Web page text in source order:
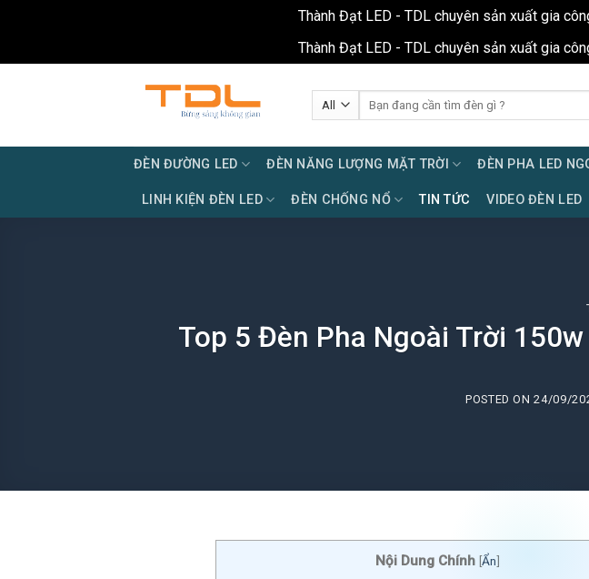
Thành Đạt LED - TDL chuyên sản xuất gia
Thành Đạt LED - TDL chuyên sản xuất gia
kiếm:
ĐÈN ĐƯỜNG LED ĐÈN NĂNG LƯỢNG MẶT TRỜI ĐÈN PHA LED
LINH KIỆN ĐÈN LED ĐÈN CHỐNG NỔ TIN TỨC VIDEO ĐÈN LED
Top 5 Đèn Pha Ngoài Trời
POSTED ON24/09/
Nội Dung Chính [Ẩn]